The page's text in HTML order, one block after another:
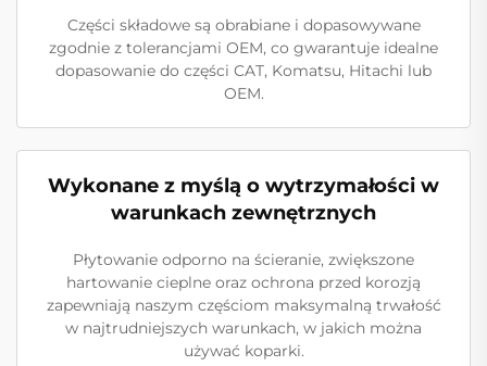
Części składowe są obrabiane i dopasowywane
zgodnie z tolerancjami OEM, co gwarantuje idealne
dopasowanie do części CAT, Komatsu, Hitachi lub
OEM.
Wykonane z myślą o wytrzymałości w
warunkach zewnętrznych
Płytowanie odporno na ścieranie, zwiększone
hartowanie cieplne oraz ochrona przed korozją
zapewniają naszym częściom maksymalną trwałość
w najtrudniejszych warunkach, w jakich można
używać koparki.